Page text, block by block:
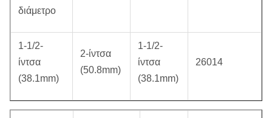
διάμετρο
1-1/2-
ίντσα
(38.1mm)
2-ίντσα
(50.8mm)
1-1/2-
ίντσα
(38.1mm)
26014